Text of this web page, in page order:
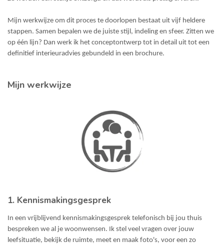
Mijn werkwijze om dit proces te doorlopen bestaat uit vijf heldere
stappen. Samen bepalen we de juiste stijl, indeling en sfeer. Zitten we
op één lijn? Dan werk ik het conceptontwerp tot in detail uit tot een
definitief interieuradvies gebundeld in een brochure.
Mijn werkwijze
1. Kennismakingsgesprek
In een vrijblijvend kennismakingsgesprek telefonisch bij jou thuis
bespreken we al je woonwensen. Ik stel veel vragen over jouw
leefsituatie, bekijk de ruimte, meet en maak foto's, voor een zo